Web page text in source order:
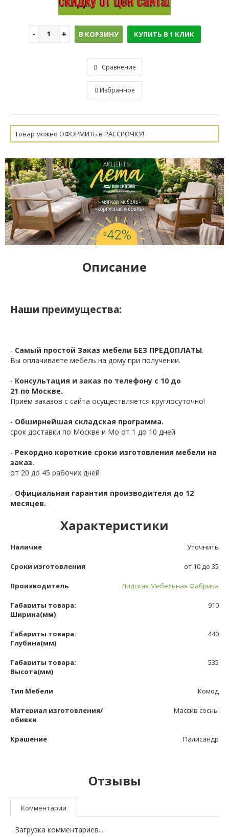
В КОРЗИНУ КУПИТЬ В 1 КЛИК
Сравнение
Избранное
Товар можно ОФОРМИТЬ в РАССРОЧКУ!
Описание
Наши преимущества:
- Самый простой Заказ мебели БЕЗ ПРЕДОПЛАТЫ.
Вы оплачиваете мебель на дому при получении.
- Консультация и заказ по телефону с 10 до
21 по Москве.
Приём заказов с сайта осуществляется круглосуточно!
- Обширнейшая складская программа.
срок доставки по Москве и Мо от 1 до 10 дней
- Рекордно короткие сроки изготовления мебели на
заказ.
от 20 до 45 рабочих дней
- Официальная гарантия производителя до 12
месяцев.
Характеристики
Наличие Уточнить
Сроки изготовления от 10 до 35
Производитель Лидская Мебельная Фабрика
Габариты товара:
Ширина(мм)
910
Габариты товара:
Глубина(мм)
440
Габариты товара:
Высота(мм)
535
Тип Мебели Комод
Материал изготовления/
обивки
Массив сосны
Крашение Палисандр
Отзывы
Комментарии
Загрузка комментариев...